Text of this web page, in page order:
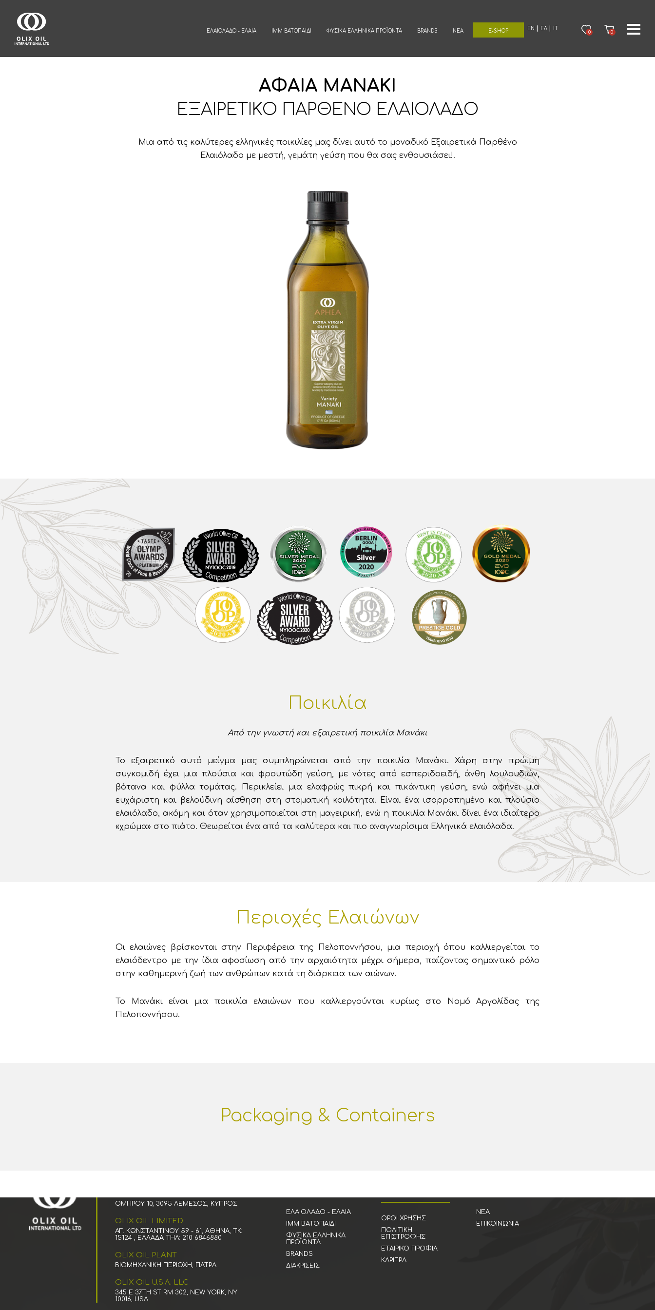
ΕΛΑΙΌΛΑΔΟ - ΈΛΑΙΑ IMM ΒΑΤΟΠΑΊΔΙ ΦΥΣΙΚΆ ΕΛΛΗΝΙΚΆ ΠΡΟΪΌΝΤΑ BRANDS ΝΈΑ E-SHOP EN ΕΛ
0 0
ΑΦΑΙΑ ΜΑΝΑΚΙ
ΕΞΑΙΡΕΤΙΚΟ ΠΑΡΘΕΝΟ ΕΛΑΙΟΛΑΔΟ
Μια από τις καλύτερες ελληνικές ποικιλίες μας δίνει αυτό το μοναδικό Εξαιρετικά Παρθένο
Ελαιόλαδο με μεστή, γεμάτη γεύση που θα σας ενθουσιάσει!.
Ποικιλία
Από την γνωστή και εξαιρετική ποικιλία Μανάκι
Το εξαιρετικό αυτό μείγμα μας συμπληρώνεται από την ποικιλία Μανάκι. Χάρη στην πρώιμη
συγκομιδή έχει μια πλούσια και φρουτώδη γεύση, με νότες από εσπεριδοειδή, άνθη λουλουδιών,
βότανα και φύλλα τομάτας. Περικλείει μια ελαφρώς πικρή και πικάντικη γεύση, ενώ αφήνει μια
ευχάριστη και βελούδινη αίσθηση στη στοματική κοιλότητα. Είναι ένα ισορροπημένο και πλούσιο
ελαιόλαδο, ακόμη και όταν χρησιμοποιείται στη μαγειρική, ενώ η ποικιλία Μανάκι δίνει ένα ιδιαίτερο
«χρώμα» στο πιάτο. Θεωρείται ένα από τα καλύτερα και πιο αναγνωρίσιμα Ελληνικά ελαιόλαδα.
Περιοχές Ελαιώνων
Οι ελαιώνες βρίσκονται στην Περιφέρεια της Πελοποννήσου, μια περιοχή όπου καλλιεργείται το
ελαιόδεντρο με την ίδια αφοσίωση από την αρχαιότητα μέχρι σήμερα, παίζοντας σημαντικό ρόλο
στην καθημερινή ζωή των ανθρώπων κατά τη διάρκεια των αιώνων.
Το Μανάκι είναι μια ποικιλία ελαιώνων που καλλιεργούνται κυρίως στο Νομό Αργολίδας της
Πελοποννήσου.
Packaging & Containers
ΟΜΉΡΟΥ 10, 3095 ΛΕΜΕΣΌΣ, ΚΎΠΡΟΣ
OLIX OIL LIMITED
ΑΓ. ΚΩΝΣΤΑΝΤΙΝΟΥ 59 - 61, ΑΘΗΝΑ, ΤΚ:
15124 , ΕΛΛΆΔΑ ΤΗΛ: 210 6846880
OLIX OIL PLANT
ΒΙΟΜΗΧΑΝΙΚΉ ΠΕΡΙΟΧΉ, ΠΆΤΡΑ
OLIX OIL U.S.A. LLC
345 E 37TH ST RM 302, NEW YORK, NY
10016, USA
ΕΛΑΙΌΛΑΔΟ - ΈΛΑΙΑ
IMM ΒΑΤΟΠΑΊΔΙ
ΦΥΣΙΚΆ ΕΛΛΗΝΙΚΆ
ΠΡΟΪΌΝΤΑ
BRANDS
ΔΙΑΚΡΊΣΕΙΣ
ΌΡΟΙ ΧΡΉΣΗΣ
ΠΟΛΙΤΙΚΉ
ΕΠΙΣΤΡΟΦΉΣ
EΤΑΙΡΙΚΌ ΠΡΟΦΊΛ
ΚΑΡΙΈΡΑ
ΝΈΑ
ΕΠΙΚΟΙΝΩΝΊΑ